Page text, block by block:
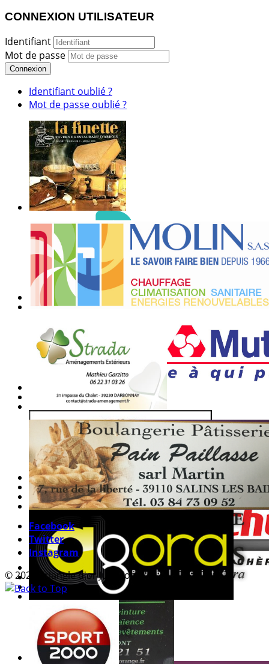
CONNEXION UTILISATEUR
Identifiant
Mot de passe
Connexion
Identifiant oublié ?
Mot de passe oublié ?
Facebook
Twitter
Instagram
© 2026 Triangle d'or Jura Foot